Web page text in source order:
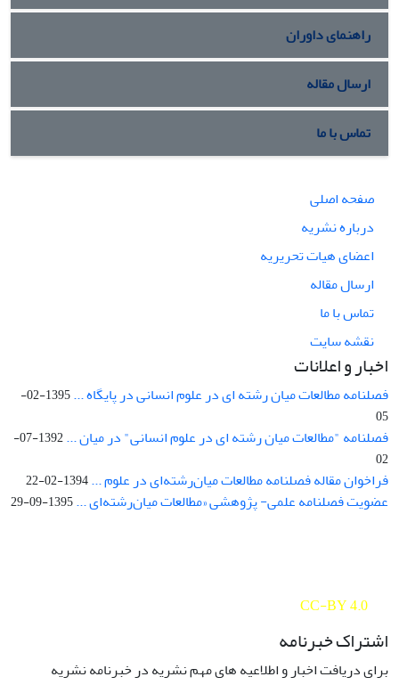
راهنمای داوران
ارسال مقاله
تماس با ما
صفحه اصلی
درباره نشریه
اعضای هیات تحریریه
ارسال مقاله
تماس با ما
نقشه سایت
اخبار و اعلانات
فصلنامه مطالعات میان رشته ای در علوم انسانی در پایگاه ...
1395-02-
05
فصلنامه "مطالعات میان رشته ای در علوم انسانی" در میان ...
1392-07-
02
فراخوان مقاله فصلنامه مطالعات میان‌رشته‌ای در علوم ...1394-02-22
عضویت فصلنامه علمی- پژوهشی «مطالعات میان‌رشته‌ای ...1395-09-29
CC-BY 4.0
اشتراک خبرنامه
برای دریافت اخبار و اطلاعیه های مهم نشریه در خبرنامه نشریه